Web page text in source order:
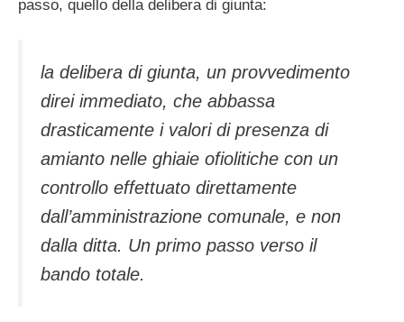
passo, quello della delibera di giunta:
la delibera di giunta, un provvedimento
direi immediato, che abbassa
drasticamente i valori di presenza di
amianto nelle ghiaie ofiolitiche con un
controllo effettuato direttamente
dall’amministrazione comunale, e non
dalla ditta. Un primo passo verso il
bando totale.